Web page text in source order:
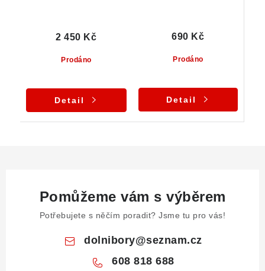
Prodáno
2 450 Kč
Detail
Prodáno
690 Kč
Detail
Pomůžeme vám s výběrem
Potřebujete s něčím poradit? Jsme tu pro vás!
dolnibory@seznam.cz
608 818 688